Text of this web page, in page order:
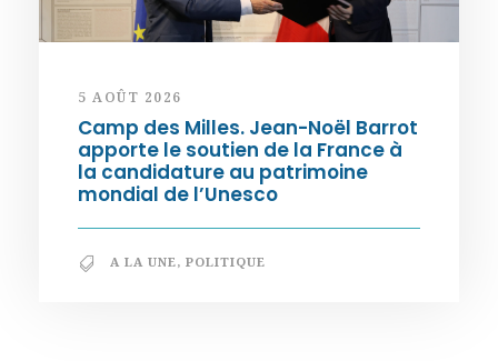
5 AOÛT 2026
Camp des Milles. Jean-Noël Barrot
apporte le soutien de la France à
la candidature au patrimoine
mondial de l’Unesco
A LA UNE, POLITIQUE